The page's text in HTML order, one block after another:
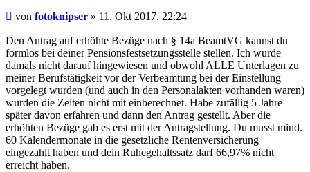
Beitrag
von fotoknipser » 11. Okt 2017, 22:24
Den Antrag auf erhöhte Bezüge nach § 14a BeamtVG kannst du
formlos bei deiner Pensionsfestsetzungsstelle stellen. Ich wurde
damals nicht darauf hingewiesen und obwohl ALLE Unterlagen zu
meiner Berufstätigkeit vor der Verbeamtung bei der Einstellung
vorgelegt wurden (und auch in den Personalakten vorhanden waren)
wurden die Zeiten nicht mit einberechnet. Habe zufällig 5 Jahre
später davon erfahren und dann den Antrag gestellt. Aber die
erhöhten Bezüge gab es erst mit der Antragstellung. Du musst mind.
60 Kalendermonate in die gesetzliche Rentenversicherung
eingezahlt haben und dein Ruhegehaltssatz darf 66,97% nicht
erreicht haben.